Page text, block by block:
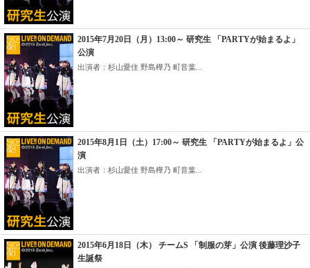
2015年7月20日（月）13:00～ 研究生 「PARTYが始まるよ」
公演
出演者：杉山愛佳 野島樺乃 町音葉...
2015年8月1日（土）17:00～ 研究生 「PARTYが始まるよ」公
演
出演者：杉山愛佳 野島樺乃 町音葉...
2015年6月18日（木） チームS 「制服の芽」公演 後藤理沙子
生誕祭